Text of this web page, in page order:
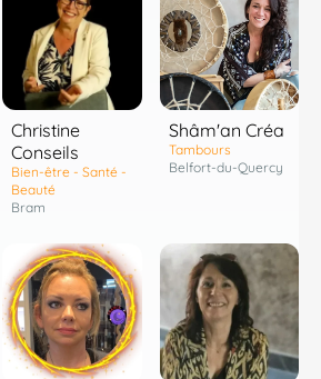
Christine
Conseils
Bien-être - Santé -
Beauté
Bram
Shâm'an Créa
Tambours
Belfort-du-Quercy